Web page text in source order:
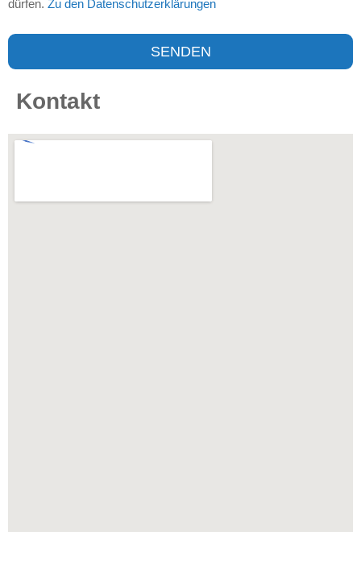
dürfen. Zu den Datenschutzerklärungen
SENDEN
Kontakt